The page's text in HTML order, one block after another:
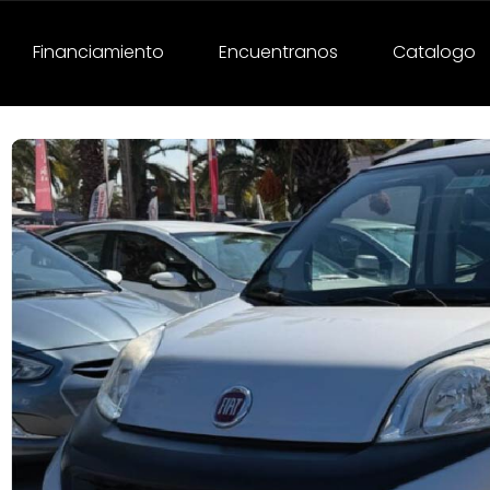
Financiamiento Encuentranos Catalogo